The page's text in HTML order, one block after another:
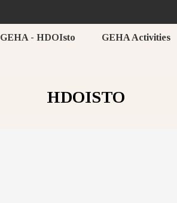
GEHA - HDOIsto GEHA Activities
HDOISTO